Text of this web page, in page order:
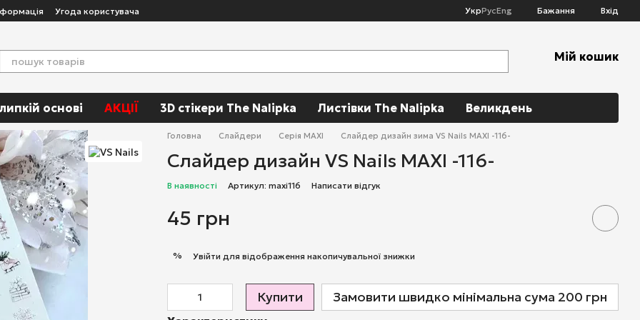
Угода користувача УкрРусEng Бажання Вхід
Мій кошик
основі АКЦІЇ 3D стікери The Nalipka Листівки The Nalipka Великдень
Головна Слайдери Серія MAXI Слайдер дизайн зима VS Nails MAXI -116-
Слайдер дизайн VS Nails MAXI -116-
В наявності Артикул: maxi116 Написати відгук
45 грн
% Увійти для відображення накопичувальної знижки
Купити Замовити швидко мінімальна сума 200 грн